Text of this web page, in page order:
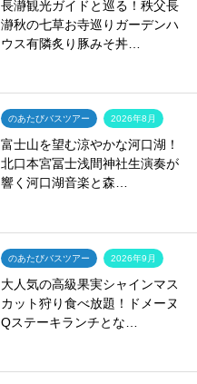
長瀞観光ガイドと巡る！秩父長
瀞秋の七草お寺巡りガーデンハ
ウス有隣炙り豚みそ丼…
のあたびバスツアー 2026年8月
富士山を望む涼やかな河口湖！
北口本宮冨士浅間神社生演奏が
響く河口湖音楽と森…
のあたびバスツアー 2026年9月
大人気の高級果実シャインマス
カット狩り食べ放題！ドメーヌ
Qステーキランチとな…